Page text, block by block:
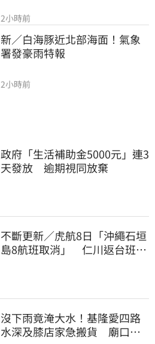
2小時前
新／白海豚近北部海面！氣象
署發豪雨特報
2小時前
政府「生活補助金5000元」連3
天發放 逾期視同放棄
不斷更新／虎航8日「沖繩石垣
島8航班取消」 仁川返台班機
沒下雨竟淹大水！基隆愛四路
水深及膝店家急搬貨 廟口夜